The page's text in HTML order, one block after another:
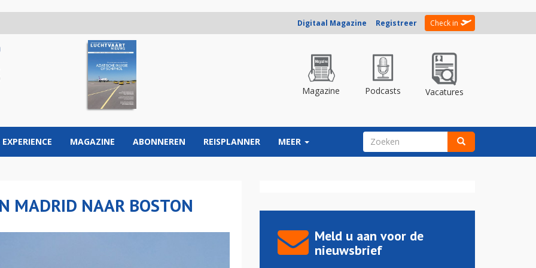
Digitaal Magazine Registreer Check in
Magazine Podcasts Vacatures
EXPERIENCE MAGAZINE ABONNEREN REISPLANNER MEER ZOEKVELD
MADRID NAAR BOSTON
Meld u aan voor de
nieuwsbrief